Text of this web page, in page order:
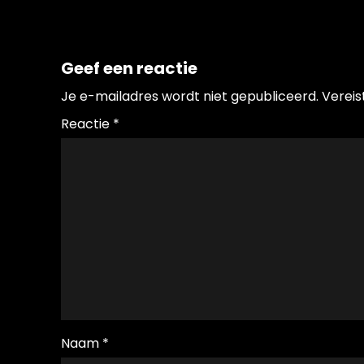
Geef een reactie
Je e-mailadres wordt niet gepubliceerd.
Reactie *
Naam *